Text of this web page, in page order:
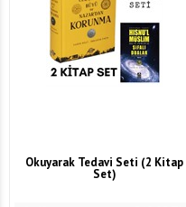
Okuyarak Tedavi Seti (2 Kitap
Set)